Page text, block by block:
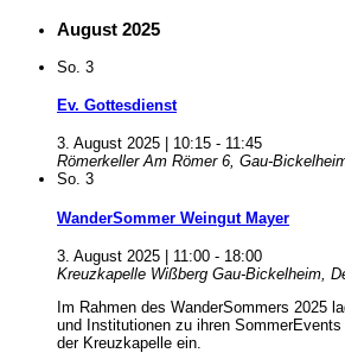
August 2025
So. 3
Ev. Gottesdienst
3. August 2025 | 10:15 - 11:45
RömerkellerAm Römer 6, Gau-
So. 3
WanderSommer Weingut Mayer
3. August 2025 | 11:00 - 18:00
Kreuzkapelle Wißberg Gau-Bickelheim,
Im Rahmen des WanderSommers 2025
und Institutionen zu ihren
der Kreuzkapelle ein.